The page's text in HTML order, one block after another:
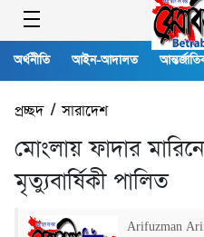
অর্থনীতি আইন-আদালত
প্রচ্ছদ/সারাদেশ
মোংলায় ফাদার
মৃত্যুবার্ষিকী পালিত
Arifuzman